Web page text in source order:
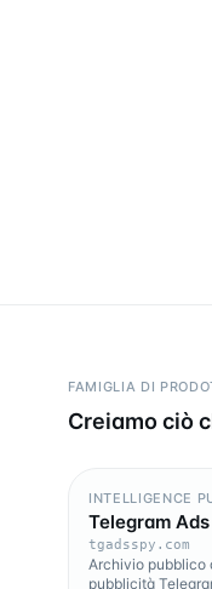
FAMIGLIA DI
Creiamo ciò
Telegram
tgadsspy.com
Archivio pubblico
pubblicità